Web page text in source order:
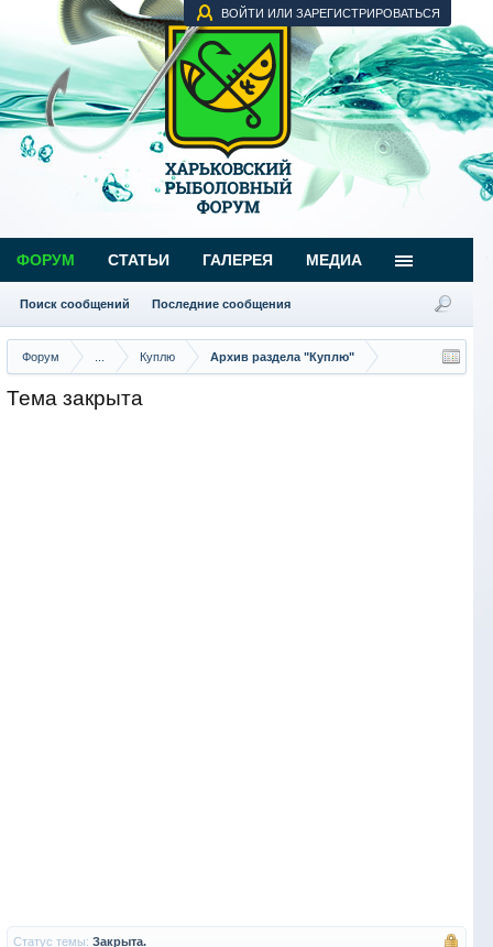
ВОЙТИ ИЛИ ЗАРЕГИСТРИРОВАТЬСЯ
Форум Куплю Архив раздела "Куплю"
Тема закрыта
Статус темы: Закрыта.
ФОРУМ
Поиск сообщений Последние сообщения
СТАТЬИ ГАЛЕРЕЯ МЕДИА